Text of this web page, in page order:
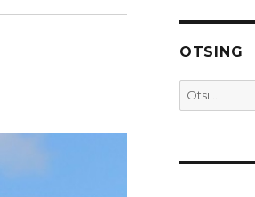
OTSING
Otsi: